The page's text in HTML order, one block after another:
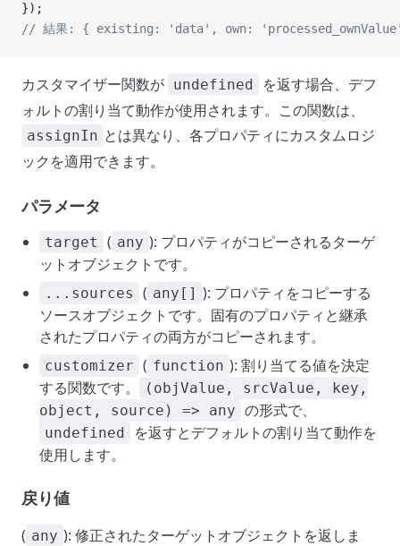
});
// 結果: { existing: 'data', own:
カスタマイザー関数が undefined
を返す場合、デフ
ォルトの割り当て動作が使用されます。この関数は、
assignIn とは異なり、各プロパティにカスタムロジ
ックを適用できます。
パラメータ
target ( any ): プロパティがコピーされるターゲ
ットオブジェクトです。
...sources ( any[] ): プロパティをコピーする
ソースオブジェクトです。固有のプロパティと継承
されたプロパティの両方がコピーされます。
customizer ( function ): 割り当てる値を決定
する関数です。
(objValue, srcValue, key,
object, source) => any の形式で、
undefined
を返すとデフォルトの割り当て動作を
使用します。
戻り値
( any ): 修正されたターゲットオブジェクトを返しま